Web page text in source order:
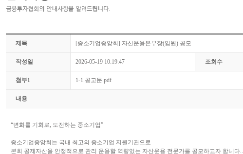
제목 [중소기업중앙회] 자산운용본부장(임원) 공모
작성일 2026-05-19 10:19:47 조회수
첨부1 1-1.공고문.pdf
내용
“변화를 기회로, 도전하는 중소기업”
중소기업중앙회는 국내 최고의 중소기업 지원기관으로
본회 공제자산을 안정적으로 관리 운용할 역량있는 자산운용 전문가를 공모하고자 합니다..